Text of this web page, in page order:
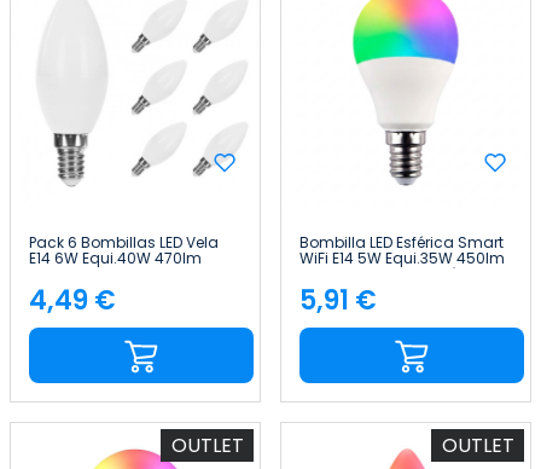
Pack 6 Bombillas LED Vela
E14 6W Equi.40W 470lm
Raydan Home
Precio
4,49 €
Bombilla LED Esférica Smart
WiFi E14 5W Equi.35W 450lm
RGBWW Regulable vía
Smartphone/APP 25000H
7hSevenOn Premium
Precio
5,91 €
OUTLET OUTLET